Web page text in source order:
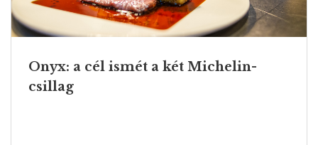
Onyx: a cél ismét a két Michelin-
csillag